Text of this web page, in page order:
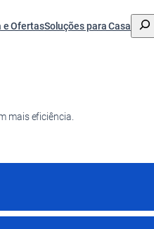
e OfertasSoluções para Casa
索
mais eficiência.